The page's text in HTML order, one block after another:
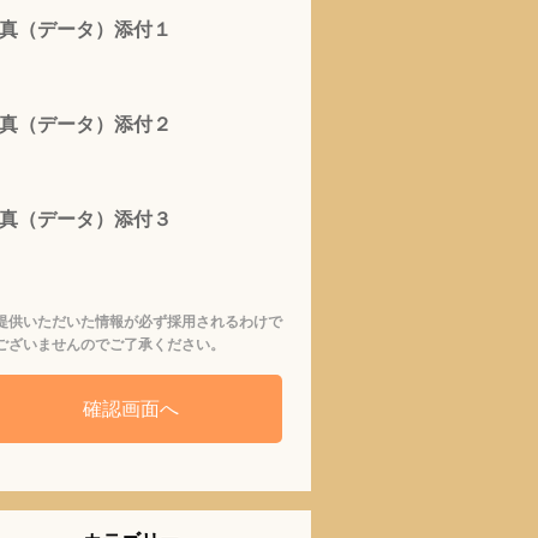
（データ）添付１
（データ）添付２
（データ）添付３
供いただいた情報が必ず採用されるわけで
ざいませんのでご了承ください。